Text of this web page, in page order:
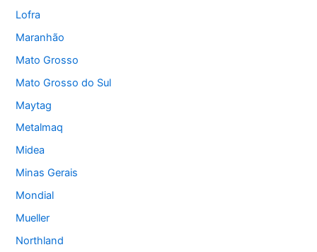
Lofra
Maranhão
Mato Grosso
Mato Grosso do Sul
Maytag
Metalmaq
Midea
Minas Gerais
Mondial
Mueller
Northland